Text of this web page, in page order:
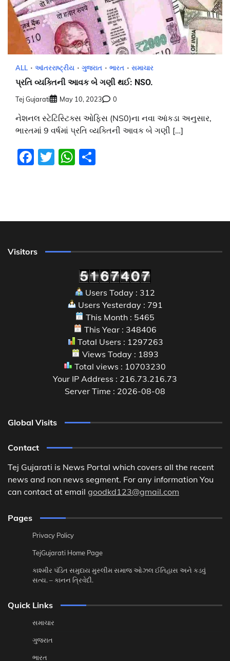
ALL આંતરરાષ્ટ્રીય ગુજરાત ભારત સમાચાર
પ્રતિ વ્યક્તિની આવક બે ગણી થઈ: NSO.
Tej Gujarati May 10, 2023 0
નેશનલ સ્ટેટિસ્ટિક્સ ઓફિસ (NS0)ના નવા આંકડા અનુસાર,
ભારતમાં 9 વર્ષમાં પ્રતિ વ્યક્તિની આવક બે ગણી […]
Facebook
TwitterWhatsApp
Visitors
Users Today : 312
Users Yesterday : 791
This Month : 5465
This Year : 348406
Total Users : 1297263
Views Today : 1893
Total views : 10703230
Your IP Address : 216.73.216.73
Server Time : 2026-08-08
Global Visits
Contact
Tej Gujarati is News Portal which covers all the recent
news and non news segment. For any information You
can contact at email goodkd123@gmail.com
Pages
Privacy Policy
TejGujarati Home Page
કાશ્મીર પંડિત સમુદાય મુસ્લીમ સમાજ ઓઝલ ઈતિહાસ અને કડવું
સત્ય. – કાનન ત્રિવેદી.
Quick Links
સમાચાર
ગુજરાત
ભારત